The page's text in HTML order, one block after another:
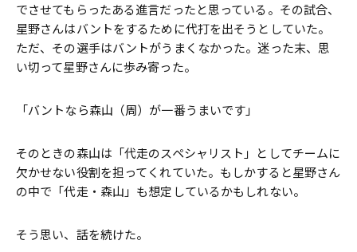
でさせてもらったある進言だったと思っている。その試合、
星野さんはバントをするために代打を出そうとしていた。
ただ、その選手はバントがうまくなかった。迷った末、思
い切って星野さんに歩み寄った。
「バントなら森山（周）が一番うまいです」
そのときの森山は「代走のスペシャリスト」としてチームに
欠かせない役割を担ってくれていた。もしかすると星野さん
の中で「代走・森山」も想定しているかもしれない。
そう思い、話を続けた。